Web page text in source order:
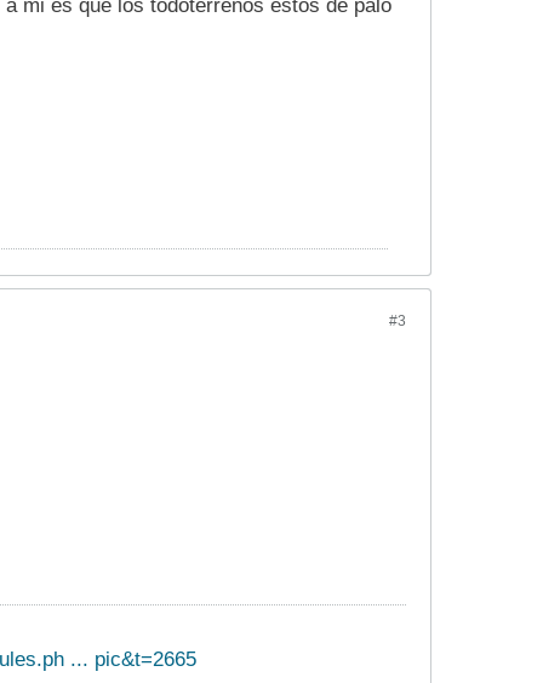
mi es que los todoterrenos estos de palo
#3
... pic&t=2665